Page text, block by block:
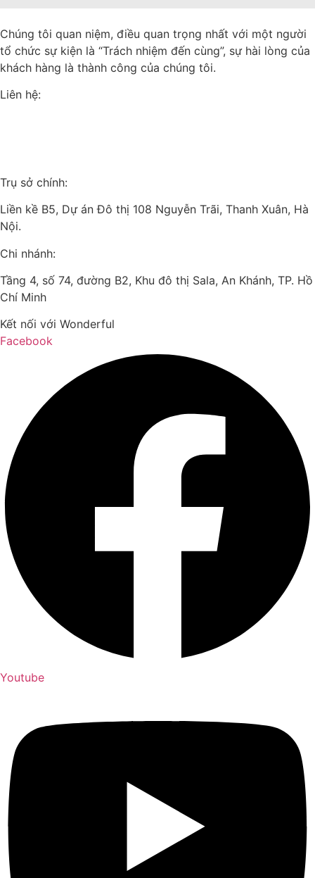
Chúng tôi quan niệm, điều quan trọng nhất với một người
tổ chức sự kiện là “Trách nhiệm đến cùng”, sự hài lòng của
khách hàng là thành công của chúng tôi.
Liên hệ:
Trụ sở chính:
Liền kề B5, Dự án Đô thị 108 Nguyễn Trãi, Thanh Xuân, Hà
Nội.
Chi nhánh:
Tầng 4, số 74, đường B2, Khu đô thị Sala, An Khánh, TP. Hồ
Chí Minh
Kết nối với Wonderful
Facebook
Youtube